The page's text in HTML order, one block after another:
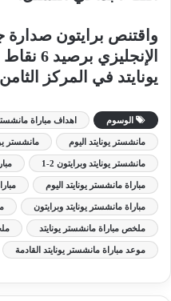
واقتنص برايتون
يونايتد في المركز الثامن
الوسوم اهداف مباراة
مانشستر يونايتد اليوم مانشستر
مانشستر يونايتد وبرايتون 2-1
مباراة مانشستر يونايتد اليوم
مباراة مانشستر يونايتد وبرايتون
ملخص مباراة مانشستر يونايتد
موعد مباراة مانشستر يونايتد القادمة